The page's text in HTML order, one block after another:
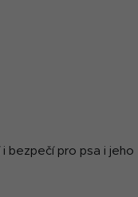
bezpečí pro psa i jeho